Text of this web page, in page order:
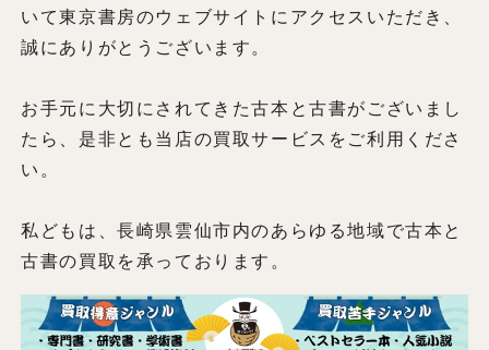
いて東京書房のウェブサイトにアクセスいただき、
誠にありがとうございます。
お手元に大切にされてきた古本と古書がございまし
たら、是非とも当店の買取サービスをご利用くださ
い。
私どもは、長崎県雲仙市内のあらゆる地域で古本と
古書の買取を承っております。